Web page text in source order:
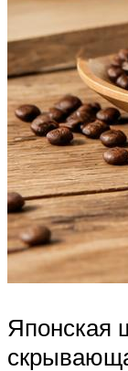
Японская